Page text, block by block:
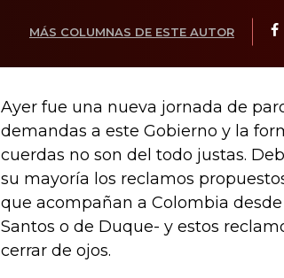
MÁS COLUMNAS DE ESTE AUTOR
Ayer fue una nueva jornada de
demandas a este Gobierno y la
cuerdas no son del todo justas.
su mayoría los reclamos
que acompañan a Colombia
Santos o de Duque- y estos
cerrar de ojos.